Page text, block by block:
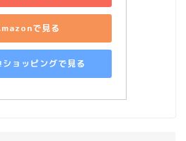
で見る
ョッピングで見る